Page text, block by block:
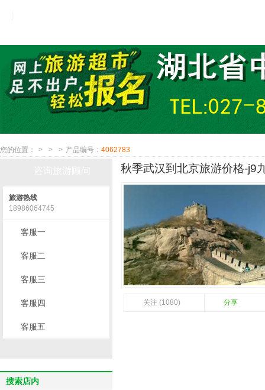
您的位置： > > > 产品编号： 4062783
秋季武汉到北京旅游价格-j9
关注 (1080) 分享
旅游热线
18986064745
客服一
客服二
客服三
客服四
客服五
搜索店内